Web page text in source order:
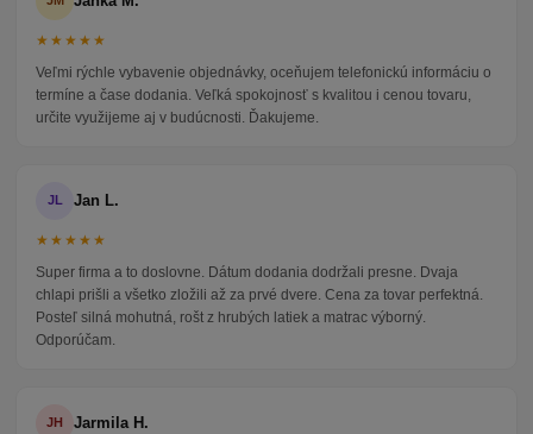
★★★★★
Veľmi rýchle vybavenie objednávky, oceňujem telefonickú informáciu o
termíne a čase dodania. Veľká spokojnosť s kvalitou i cenou tovaru,
určite využijeme aj v budúcnosti. Ďakujeme.
JL Jan L.
★★★★★
Super firma a to doslovne. Dátum dodania dodržali presne. Dvaja
chlapi prišli a všetko zložili až za prvé dvere. Cena za tovar perfektná.
Posteľ silná mohutná, rošt z hrubých latiek a matrac výborný.
Odporúčam.
JH Jarmila H.